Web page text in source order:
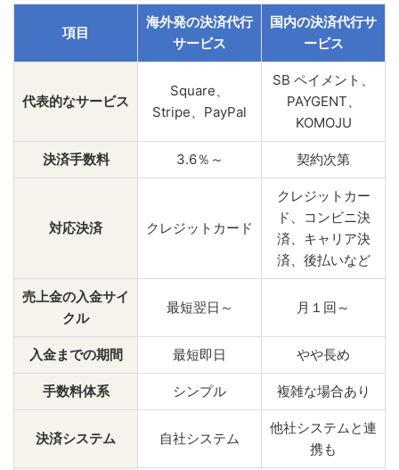
項目
海外発の決済代行
サービス
国内の決済代行サ
ービス
代表的なサービス
Square、
Stripe、PayPal
SB ペイメント、
PAYGENT、
KOMOJU
決済手数料 3.6％～ 契約次第
対応決済 クレジットカード
クレジットカー
ド、コンビニ決
済、キャリア決
済、後払いなど
売上金の入金サイ
クル
最短翌日～ 月１回～
入金までの期間 最短即日 やや長め
手数料体系 シンプル 複雑な場合あり
決済システム 自社システム
他社システムと連
携も